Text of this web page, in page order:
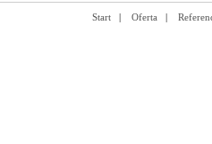
Start | Oferta |